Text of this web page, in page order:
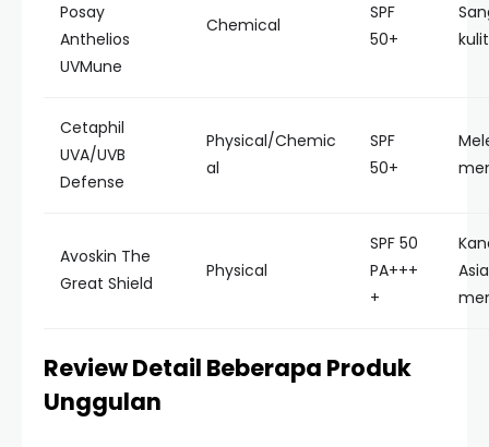
Posay
Anthelios
UVMune
Chemical
SPF
50+
Cetaphil
UVA/UVB
Defense
Physical/Chemic
al
SPF
50+
Avoskin The
Great Shield
Physical
SPF 50
PA+++
+
Review Detail Beberapa Produk
Unggulan